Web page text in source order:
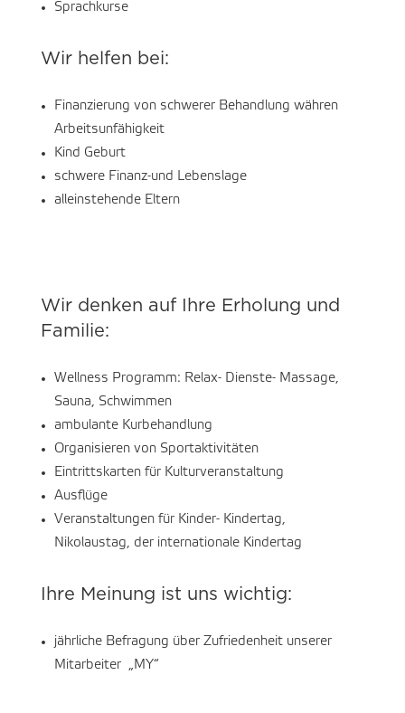
Sprachkurse
Wir helfen bei:
Finanzierung von schwerer Behandlung währen
Arbeitsunfähigkeit
Kind Geburt
schwere Finanz-und Lebenslage
alleinstehende Eltern
Wir denken auf Ihre Erholung und
Familie:
Wellness Programm: Relax- Dienste- Massage,
Sauna, Schwimmen
ambulante Kurbehandlung
Organisieren von Sportaktivitäten
Eintrittskarten für Kulturveranstaltung
Ausflüge
Veranstaltungen für Kinder- Kindertag,
Nikolaustag, der internationale Kindertag
Ihre Meinung ist uns wichtig:
jährliche Befragung über Zufriedenheit unserer
Mitarbeiter „MY“